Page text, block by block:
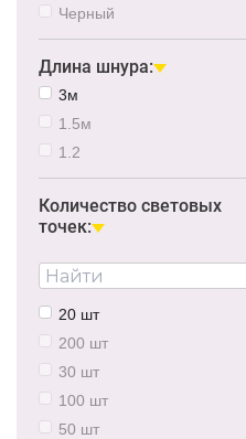
Черный
Длина шнура:
3м
1.5м
1.2
Количество световых
точек:
20 шт
200 шт
30 шт
100 шт
50 шт